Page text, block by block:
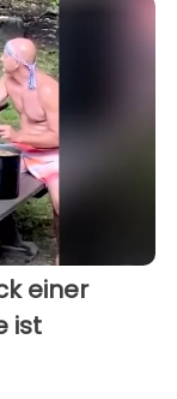
einer
ist